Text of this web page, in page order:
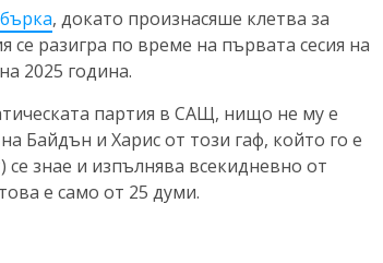
, докато произнасяше клетва за
разигра по време на първата сесия на
2025 година.
партия в САЩ, нищо не му е
Байдън и Харис от този гаф, който го е
знае и изпълнява всекидневно от
е само от 25 думи.